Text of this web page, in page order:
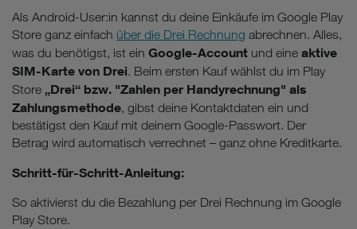
Als Android-User:in kannst du deine Einkäufe im Google Play
Store ganz einfach über die Drei Rechnung abrechnen. Alles,
was du benötigst, ist ein Google-Account und eine aktive
SIM-Karte von Drei. Beim ersten Kauf wählst du im Play
Store „Drei“ bzw. "Zahlen per Handyrechnung" als
Zahlungsmethode, gibst deine Kontaktdaten ein und
bestätigst den Kauf mit deinem Google-Passwort. Der
Betrag wird automatisch verrechnet – ganz ohne Kreditkarte.
Schritt-für-Schritt-Anleitung:
So aktivierst du die Bezahlung per Drei Rechnung im Google
Play Store.